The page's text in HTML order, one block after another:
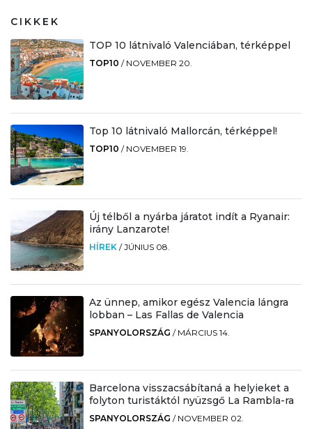
CIKKEK
TOP 10 látnivaló Valenciában, térképpel
TOP10 / NOVEMBER 20.
Top 10 látnivaló Mallorcán, térképpel!
TOP10 / NOVEMBER 19.
Új télből a nyárba járatot indít a Ryanair:
irány Lanzarote!
HÍREK /JÚNIUS 08.
Az ünnep, amikor egész Valencia lángra
lobban – Las Fallas de Valencia
SPANYOLORSZÁG / MÁRCIUS 14.
Barcelona visszacsábítaná a helyieket a
folyton turistáktól nyüzsgő La Rambla-ra
SPANYOLORSZÁG / NOVEMBER 02.